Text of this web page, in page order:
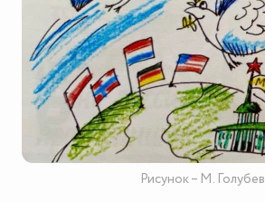
Рисунок – М. Голубев